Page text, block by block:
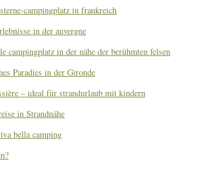
campingplatz in frankreich
in der auvergne
campingplatz in der nähe der berühmten felsen
Paradies in der Gironde
– ideal für strandurlaub mit kindern
in Strandnähe
bella camping